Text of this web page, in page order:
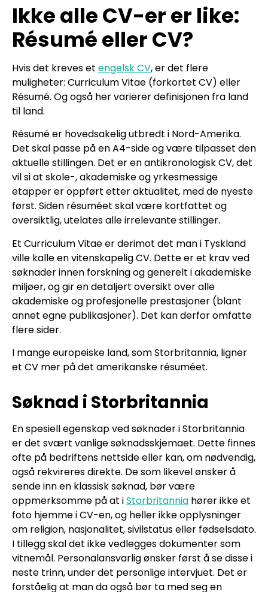
Ikke alle CV-er er like:
Résumé eller CV?
Hvis det kreves et engelsk CV, er det flere
muligheter: Curriculum Vitae (forkortet CV) eller
Résumé. Og også her varierer definisjonen fra land
til land.
Résumé er hovedsakelig utbredt i Nord-Amerika.
Det skal passe på en A4-side og være tilpasset den
aktuelle stillingen. Det er en antikronologisk CV, det
vil si at skole-, akademiske og yrkesmessige
etapper er oppført etter aktualitet, med de nyeste
først. Siden résuméet skal være kortfattet og
oversiktlig, utelates alle irrelevante stillinger.
Et Curriculum Vitae er derimot det man i Tyskland
ville kalle en vitenskapelig CV. Dette er et krav ved
søknader innen forskning og generelt i akademiske
miljøer, og gir en detaljert oversikt over alle
akademiske og profesjonelle prestasjoner (blant
annet egne publikasjoner). Det kan derfor omfatte
flere sider.
I mange europeiske land, som Storbritannia, ligner
et CV mer på det amerikanske résuméet.
Søknad i Storbritannia
En spesiell egenskap ved søknader i Storbritannia
er det svært vanlige søknadsskjemaet. Dette finnes
ofte på bedriftens nettside eller kan, om nødvendig,
også rekvireres direkte. De som likevel ønsker å
sende inn en klassisk søknad, bør være
oppmerksomme på at iStorbritannia hører ikke et
foto hjemme i CV-en, og heller ikke opplysninger
om religion, nasjonalitet, sivilstatus eller fødselsdato.
I tillegg skal det ikke vedlegges dokumenter som
vitnemål. Personalansvarlig ønsker først å se disse i
neste trinn, under det personlige intervjuet. Det er
forståelig at man da også bør ta med seg en